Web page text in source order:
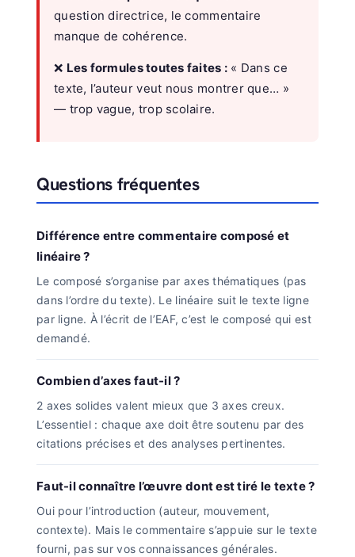
question directrice, le commentaire
manque de cohérence.
❌ Les formules toutes faites : « Dans ce
texte, l’auteur veut nous montrer que… »
— trop vague, trop scolaire.
Questions fréquentes
Différence entre commentaire composé et
linéaire ?
Le composé s’organise par axes thématiques (pas
dans l’ordre du texte). Le linéaire suit le texte ligne
par ligne. À l’écrit de l’EAF, c’est le composé qui est
demandé.
Combien d’axes faut-il ?
2 axes solides valent mieux que 3 axes creux.
L’essentiel : chaque axe doit être soutenu par des
citations précises et des analyses pertinentes.
Faut-il connaître l’œuvre dont est tiré le texte ?
Oui pour l’introduction (auteur, mouvement,
contexte). Mais le commentaire s’appuie sur le texte
fourni, pas sur vos connaissances générales.